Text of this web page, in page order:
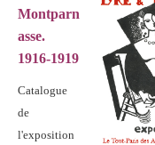
Montparn
asse.
1916-1919
Catalogue
de
l'exposition